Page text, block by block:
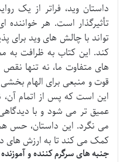
داستان وید، فراتر از یک
تأثیرگذار است. هر
تواند با چالش های وید
کند. این کتاب به ظرافت به
های متفاوت ما، نه تنها نقص
قوت و منبعی برای الهام
این است که پس از اتمام آن،
عمیق تر می شود و با
می نگرد. این داستان، حس
کمک می کند تا به ارزش های
جنبه های سرگرم کننده و آموزنده